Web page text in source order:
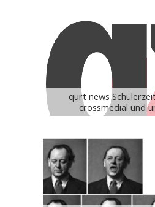
qurt news
crossmedial und